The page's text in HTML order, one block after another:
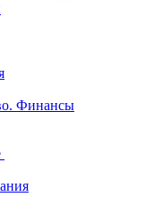
Финансы